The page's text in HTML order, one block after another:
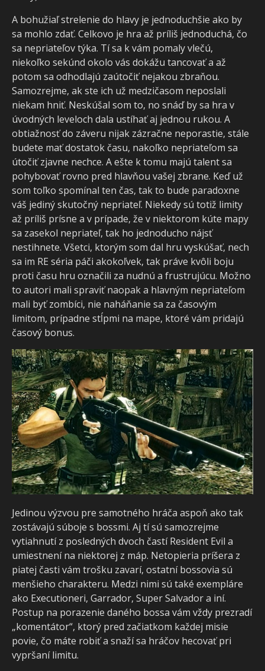
A bohužiaľ strelenie do hlavy je jednoduchšie ako by
sa mohlo zdať. Celkovo je hra až príliš jednoduchá, čo
sa nepriateľov týka. Tí sa k vám pomaly vlečú,
niekoľko sekúnd okolo vás dokážu tancovať a až
potom sa odhodlajú zaútočiť nejakou zbraňou.
Samozrejme, ak ste ich už medzičasom neposlali
niekam hniť. Neskúšal som to, no snáď by sa hra v
úvodných leveloch dala ustíhať aj jednou rukou. A
obtiažnosť do záveru nijak zázračne neporastie, stále
budete mať dostatok času, nakoľko nepriateľom sa
útočiť zjavne nechce. A ešte k tomu majú talent sa
pohybovať rovno pred hlavňou vašej zbrane. Keď už
som toľko spomínal ten čas, tak to bude paradoxne
váš jediný skutočný nepriateľ. Niekedy sú totiž limity
až príliš prísne a v prípade, že v niektorom kúte mapy
sa zasekol nepriateľ, tak ho jednoducho nájsť
nestihnete. Všetci, ktorým som dal hru vyskúšať, nech
sa im RE séria páči akokoľvek, tak práve kvôli boju
proti času hru označili za nudnú a frustrujúcu. Možno
to autori mali spraviť naopak a hlavným nepriateľom
mali byť zombíci, nie naháňanie sa za časovým
limitom, prípadne stĺpmi na mape, ktoré vám pridajú
časový bonus.
Jedinou výzvou pre samotného hráča aspoň ako tak
zostávajú súboje s bossmi. Aj tí sú samozrejme
vytiahnutí z posledných dvoch častí Resident Evil a
umiestnení na niektorej z máp. Netopieria príšera z
piatej časti vám trošku zavarí, ostatní bossovia sú
menšieho charakteru. Medzi nimi sú také exempláre
ako Executioneri, Garrador, Super Salvador a iní.
Postup na porazenie daného bossa vám vždy prezradí
„komentátor“, ktorý pred začiatkom každej misie
povie, čo máte robiť a snaží sa hráčov hecovať pri
vypršaní limitu.